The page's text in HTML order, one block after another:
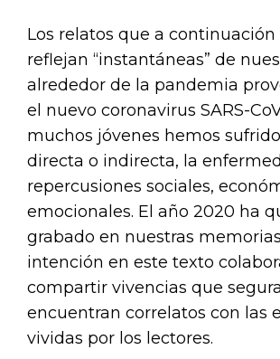
Los relatos que a
reflejan “instantáneas” de
alrededor de la pandemia
el nuevo coronavirus SARS-
muchos jóvenes hemos
directa o indirecta, la
repercusiones sociales,
emocionales. El año 2020 ha
grabado en nuestras
intención en este texto
compartir vivencias que
encuentran correlatos con las
vividas por los lectores.